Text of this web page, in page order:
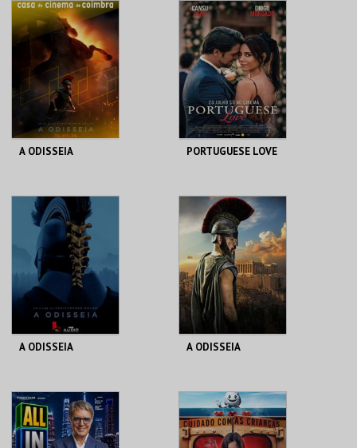
CENTRO HISTÓRICO
SILVES
MAIS INFO
COMPRAR
CASTELO DE SÃO
JORGE
MAIS INFO
COMPRAR
A ODISSEIA
CASA DO CINEMA
DE COIMBRA
MAIS INFO
COMPRAR
PORTUGUESE LOVE
CINETEATRO
ANADIA
MAIS INFO
COMPRAR
A ODISSEIA
AUD. MUN. PESO DA
RÉGUA
A ODISSEIA
CINE TEATRO JOÃO
VERDE